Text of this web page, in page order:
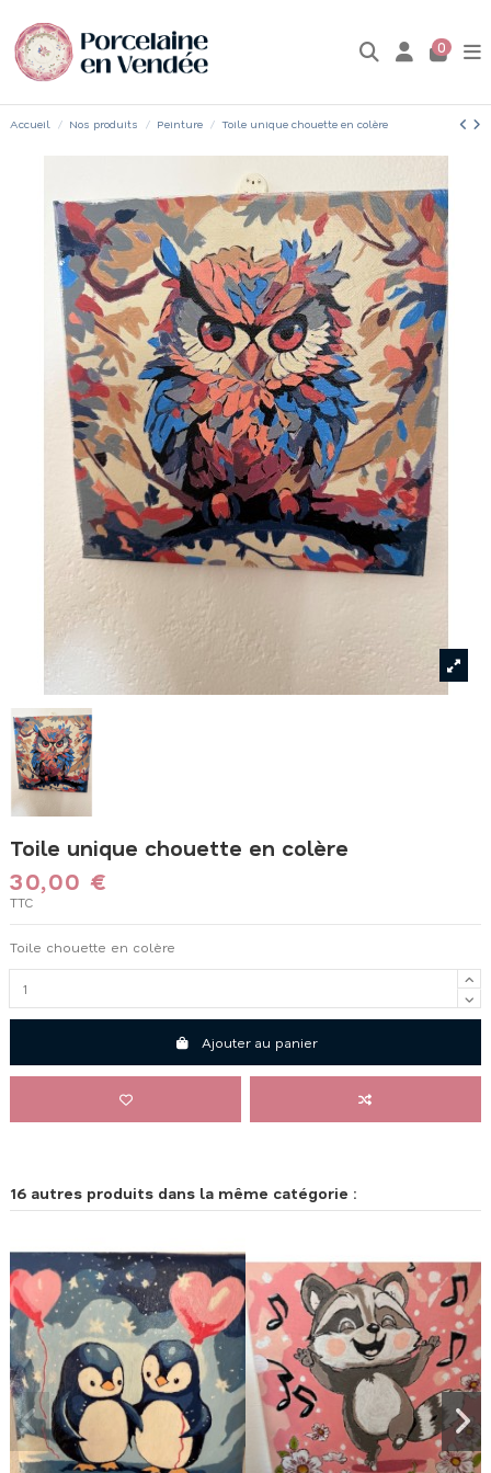
0
Accueil Nos produits Peinture Toile unique chouette en colère
Toile unique chouette en colère
30,00 €
TTC
Toile chouette en colère
Ajouter au panier
16 autres produits dans la même catégorie :